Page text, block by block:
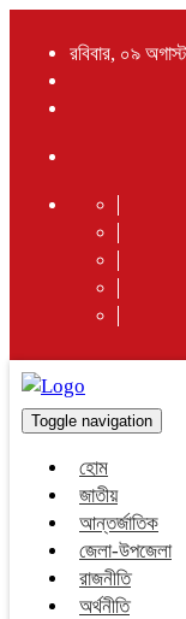
রবিবার, ০৯
Toggle navigation
হোম
জাতীয়
আন্তর্জাতিক
জেলা-উপজেলা
রাজনীতি
অর্থনীতি